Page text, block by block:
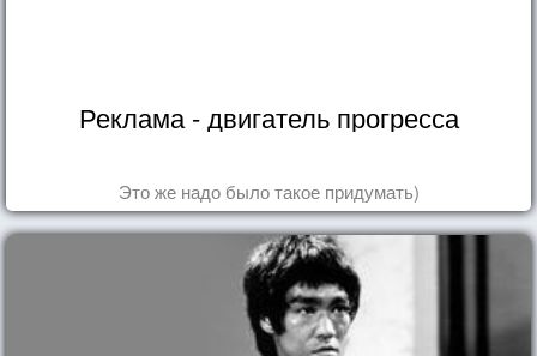
Реклама - двигатель прогресса
Это же надо было такое придумать)